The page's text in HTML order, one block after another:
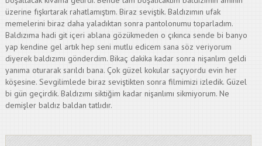
üzerine fışkırtarak rahatlamıştım. Biraz seviştik. Baldızımın ufak
memelerini biraz daha yaladıktan sonra pantolonumu toparladım.
Baldızıma hadi git içeri ablana gözükmeden o çıkınca sende bi banyo
yap kendine gel artık hep seni mutlu edicem sana söz veriyorum
diyerek baldızımı gönderdim. Bikaç dakika kadar sonra nişanlım geldi
yanıma oturarak sarıldı bana. Çok güzel kokular saçıyordu evin her
köşesine. Sevgilimlede biraz seviştikten sonra filmimizi izledik. Güzel
bi gün geçirdik. Baldızımı siktiğim kadar nişanlımı sikmiyorum. Ne
demişler baldız baldan tatlıdır.